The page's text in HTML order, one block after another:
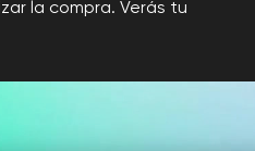
la compra. Verás tu